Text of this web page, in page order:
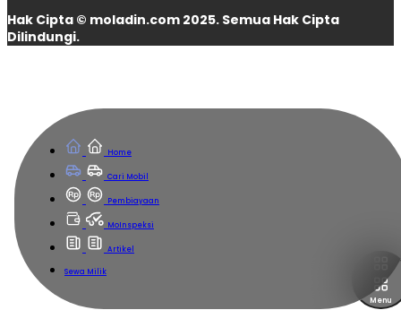
Home
Cari Mobil
Pembiayaan
MoInspeksi
Artikel
Sewa Milik
Hak Cipta © moladin.com 2025. Semua Hak Cipta
Dilindungi.